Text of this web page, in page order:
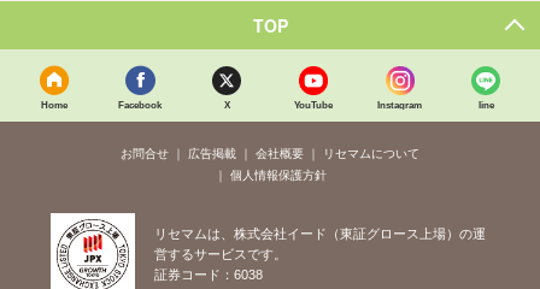
TOP
Home Facebook X YouTube Instagram line
お問合せ 広告掲載 会社概要
リセマムについて
個人情報保護方針
リセマムは、株式会社イード（東証グロース上場）の運
営するサービスです。
証券コード：6038